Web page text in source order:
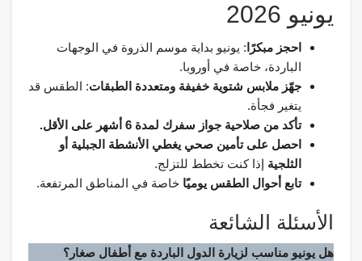
يونيو 2026
احجز مبكرًا : يونيو بداية موسم الذروة في الوجهات
الباردة، خاصة في أوروبا.
جهّز ملابس شتوية خفيفة ومتعددة الطبقات: الطقس قد
يتغير فجأة.
تأكد من صلاحية جواز سفرك لمدة 6 أشهر على الأقل.
احصل على تأمين صحي يغطي الأنشطة الجبلية أو
الثلجية إذا كنت تخطط للتزلج.
تابع أحوال الطقس يوميًا خاصة في المناطق المرتفعة.
الأسئلة الشائعة
هل يونيو مناسب لزيارة الدول الباردة مع أطفال صغار؟